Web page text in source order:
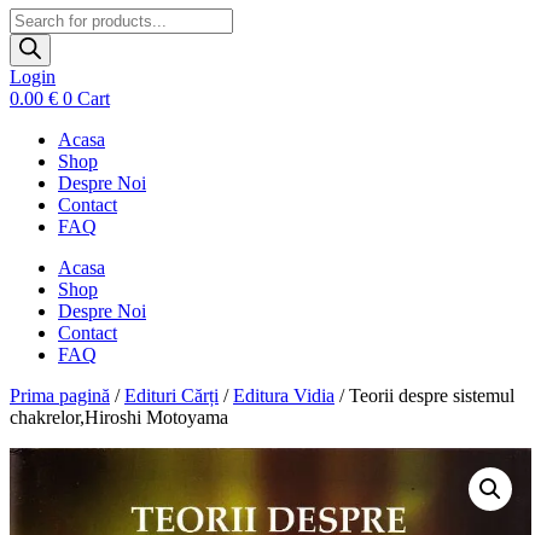
Products
search
Login
0.00 € 0 Cart
Acasa
Shop
Despre Noi
Contact
FAQ
Acasa
Shop
Despre Noi
Contact
FAQ
Prima pagină /Edituri Cărți /Editura Vidia / Teorii despre sistemul
chakrelor,Hiroshi Motoyama